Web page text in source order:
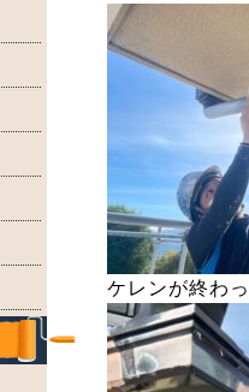
ケレンが終わ